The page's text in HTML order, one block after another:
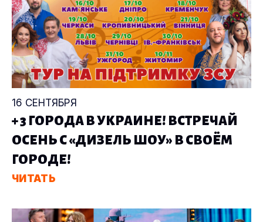
16 СЕНТЯБРЯ
+ 3 ГОРОДА В УКРАИНЕ! ВСТРЕЧАЙ
ОСЕНЬ С «ДИЗЕЛЬ ШОУ» В СВОЁМ
ГОРОДЕ!
ЧИТАТЬ